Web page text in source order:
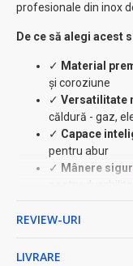
profesionale din inox
De ce să alegi acest
✓ Material
și coroziune
✓ Versatilitate
căldură - gaz,
✓ Capace
pentru abur
✓ Mânere
pentru
Conținut set complet:
• Cratiță 16cm
REVIEW-URI
LIVRARE